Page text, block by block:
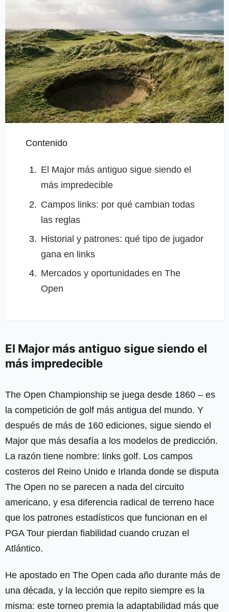
Contenido
El Major más antiguo sigue siendo el
más impredecible
Campos links: por qué cambian todas
las reglas
Historial y patrones: qué tipo de jugador
gana en links
Mercados y oportunidades en The
Open
El Major más antiguo sigue siendo el
más impredecible
The Open Championship se juega desde 1860 – es
la competición de golf más antigua del mundo. Y
después de más de 160 ediciones, sigue siendo el
Major que más desafía a los modelos de predicción.
La razón tiene nombre: links golf. Los campos
costeros del Reino Unido e Irlanda donde se disputa
The Open no se parecen a nada del circuito
americano, y esa diferencia radical de terreno hace
que los patrones estadísticos que funcionan en el
PGA Tour pierdan fiabilidad cuando cruzan el
Atlántico.
He apostado en The Open cada año durante más de
una década, y la lección que repito siempre es la
misma: este torneo premia la adaptabilidad más que